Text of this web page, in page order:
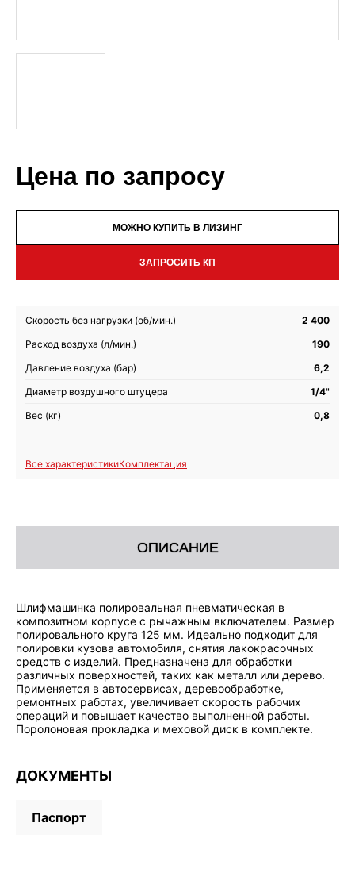
Цена по запросу
МОЖНО КУПИТЬ В ЛИЗИНГ
ЗАПРОСИТЬ КП
Скорость без нагрузки (об/мин.)
2 400
Расход воздуха (л/мин.)
190
Давление воздуха (бар)
6,2
Диаметр воздушного штуцера
1/4"
Вес (кг)
0,8
Все характеристикиКомплектация
ОПИСАНИЕ
Шлифмашинка полировальная пневматическая в
композитном корпусе с рычажным включателем. Размер
полировального круга 125 мм. Идеально подходит для
полировки кузова автомобиля, снятия лакокрасочных
средств с изделий. Предназначена для обработки
различных поверхностей, таких как металл или дерево.
Применяется в автосервисах, деревообработке,
ремонтных работах, увеличивает скорость рабочих
операций и повышает качество выполненной работы.
Поролоновая прокладка и меховой диск в комплекте.
ДОКУМЕНТЫ
Паспорт